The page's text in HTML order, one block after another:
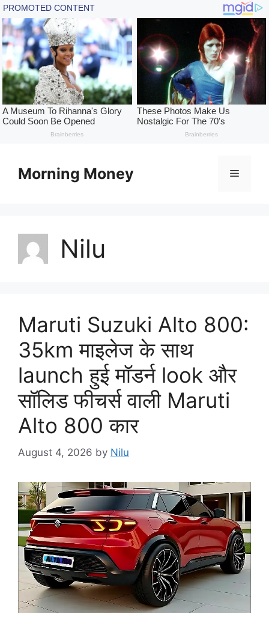
contentMorning Money Menu
Nilu
Maruti Suzuki Alto 800:
35km माइलेज के साथ
launch हुई मॉडर्न look और
सॉलिड फीचर्स वाली Maruti
Alto 800 कार
August 4, 2026 by Nilu